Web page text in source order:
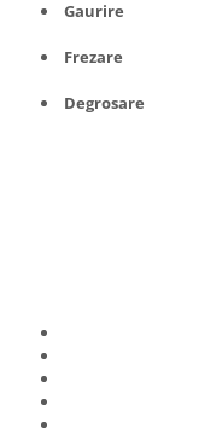
Foarfeci tuns oi
Incubatoare oua
Gaurire
Frezare
Degrosare